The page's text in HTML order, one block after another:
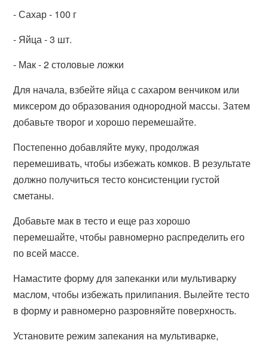
- Сахар - 100 г
- Яйца - 3 шт.
- Мак - 2 столовые ложки
Для начала, взбейте яйца с сахаром венчиком или
миксером до образования однородной массы. Затем
добавьте творог и хорошо перемешайте.
Постепенно добавляйте муку, продолжая
перемешивать, чтобы избежать комков. В результате
должно получиться тесто консистенции густой
сметаны.
Добавьте мак в тесто и еще раз хорошо
перемешайте, чтобы равномерно распределить его
по всей массе.
Намастите форму для запеканки или мультиварку
маслом, чтобы избежать прилипания. Вылейте тесто
в форму и равномерно разровняйте поверхность.
Установите режим запекания на мультиварке,